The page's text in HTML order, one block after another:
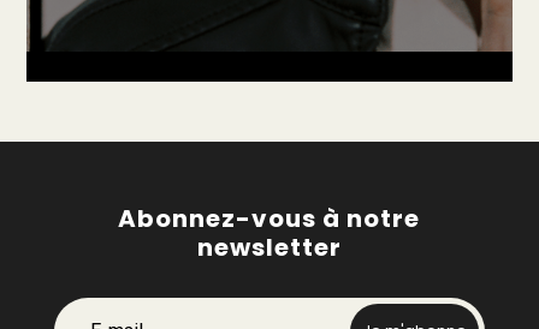
Abonnez-vous à notre
newsletter